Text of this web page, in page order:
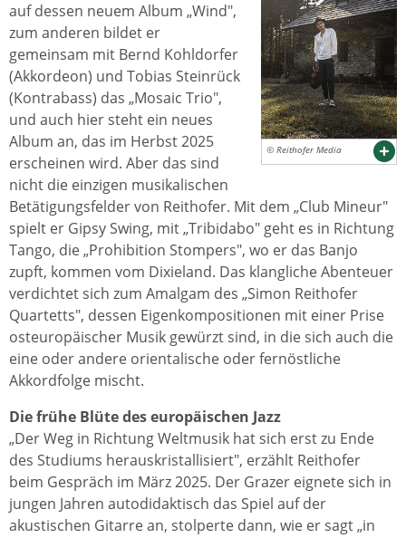
© Reithofer Media
auf dessen neuem Album „Wind",
zum anderen bildet er
gemeinsam mit Bernd Kohldorfer
(Akkordeon) und Tobias Steinrück
(Kontrabass) das „Mosaic Trio",
und auch hier steht ein neues
Album an, das im Herbst 2025
erscheinen wird. Aber das sind
nicht die einzigen musikalischen
Betätigungsfelder von Reithofer. Mit dem „Club Mineur"
spielt er Gipsy Swing, mit „Tribidabo" geht es in Richtung
Tango, die „Prohibition Stompers", wo er das Banjo
zupft, kommen vom Dixieland. Das klangliche Abenteuer
verdichtet sich zum Amalgam des „Simon Reithofer
Quartetts", dessen Eigenkompositionen mit einer Prise
osteuropäischer Musik gewürzt sind, in die sich auch die
eine oder andere orientalische oder fernöstliche
Akkordfolge mischt.
Die frühe Blüte des europäischen Jazz
„Der Weg in Richtung Weltmusik hat sich erst zu Ende
des Studiums herauskristallisiert", erzählt Reithofer
beim Gespräch im März 2025. Der Grazer eignete sich in
jungen Jahren autodidaktisch das Spiel auf der
akustischen Gitarre an, stolperte dann, wie er sagt „in